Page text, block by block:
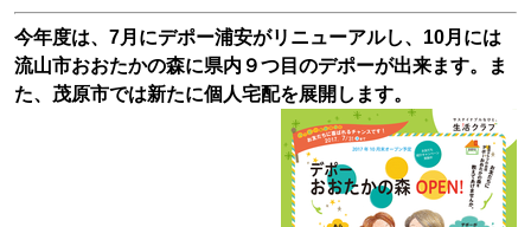
今年度は、7月にデポー浦安がリニューアルし、10月には
流山市おおたかの森に県内９つ目のデポーが出来ます。ま
た、茂原市では新たに個人宅配を展開します。